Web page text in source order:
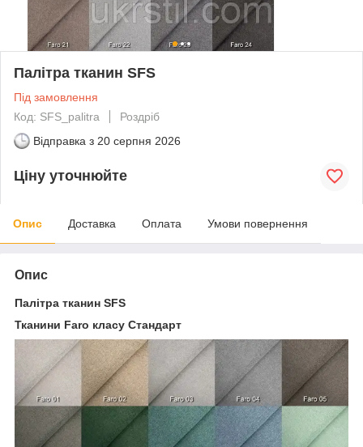
Палітра тканин SFS
Під замовлення
Код: SFS_palitra
Роздріб
Відправка з 20 серпня 2026
Ціну уточнюйте
Опис Доставка Оплата Умови повернення
Опис
Палітра тканин SFS
Тканини Faro класу Стандарт